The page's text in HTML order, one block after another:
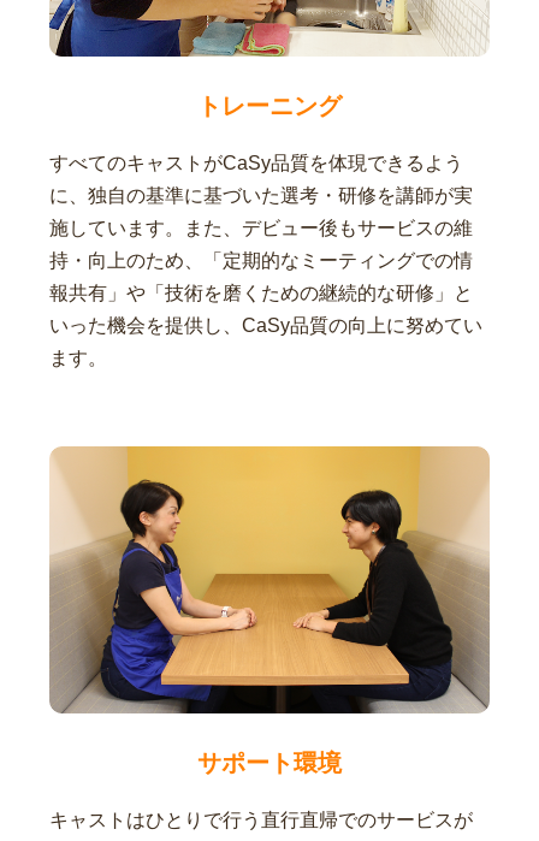
トレーニング
すべてのキャストがCaSy品質を体現できるよう
に、独自の基準に基づいた選考・研修を講師が実
施しています。また、デビュー後もサービスの維
持・向上のため、「定期的なミーティングでの情
報共有」や「技術を磨くための継続的な研修」と
いった機会を提供し、CaSy品質の向上に努めてい
ます。
サポート環境
キャストはひとりで行う直行直帰でのサービスが